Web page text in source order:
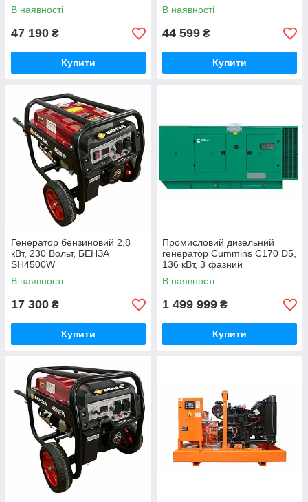
В наявності
47 190 ₴
Купити
В наявності
44 599 ₴
Купити
Генератор бензиновий 2,8
кВт, 230 Вольт, БЕНЗА
SH4500W
В наявності
17 300 ₴
Купити
Промисловий дизельний
генератор Cummins C170 D5,
136 кВт, 3 фазний
В наявності
1 499 999 ₴
Купити